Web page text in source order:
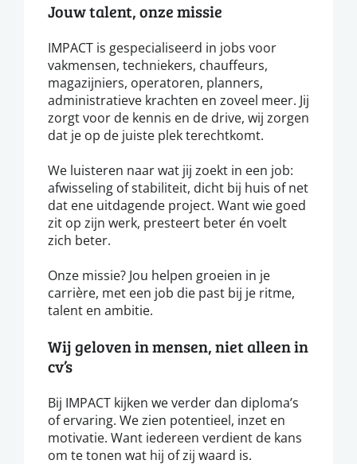
Jouw talent, onze missie
IMPACT is gespecialiseerd in jobs voor
vakmensen, techniekers, chauffeurs,
magazijniers, operatoren, planners,
administratieve krachten en zoveel meer. Jij
zorgt voor de kennis en de drive, wij zorgen
dat je op de juiste plek terechtkomt.
We luisteren naar wat jij zoekt in een job:
afwisseling of stabiliteit, dicht bij huis of net
dat ene uitdagende project. Want wie goed
zit op zijn werk, presteert beter én voelt
zich beter.
Onze missie? Jou helpen groeien in je
carrière, met een job die past bij je ritme,
talent en ambitie.
Wij geloven in mensen, niet alleen in
cv’s
Bij IMPACT kijken we verder dan diploma’s
of ervaring. We zien potentieel, inzet en
motivatie. Want iedereen verdient de kans
om te tonen wat hij of zij waard is.